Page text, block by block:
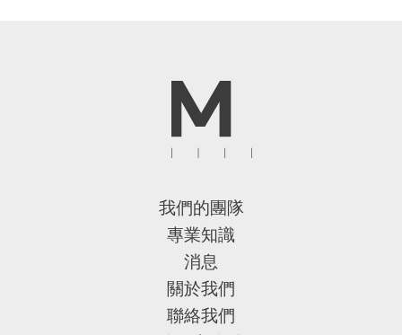
我們的團隊
專業知識
消息
關於我們
聯絡我們